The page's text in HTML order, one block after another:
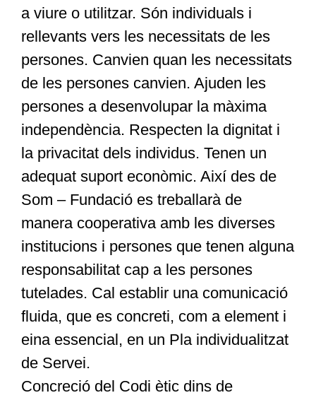
a viure o utilitzar. Són individuals i
rellevants vers les necessitats de les
persones. Canvien quan les necessitats
de les persones canvien. Ajuden les
persones a desenvolupar la màxima
independència. Respecten la dignitat i
la privacitat dels individus. Tenen un
adequat suport econòmic. Així des de
Som – Fundació es treballarà de
manera cooperativa amb les diverses
institucions i persones que tenen alguna
responsabilitat cap a les persones
tutelades. Cal establir una comunicació
fluida, que es concreti, com a element i
eina essencial, en un Pla individualitzat
de Servei.
Concreció del Codi ètic dins de